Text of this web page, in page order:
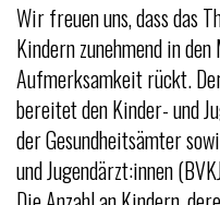
Wir freuen uns, dass das
Kindern zunehmend in
Aufmerksamkeit rückt.
bereitet den Kinder- und
der Gesundheitsämter
und Jugendärzt:innen